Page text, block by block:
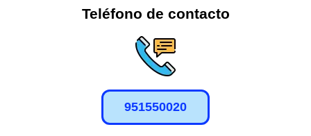
Teléfono de contacto
951550020